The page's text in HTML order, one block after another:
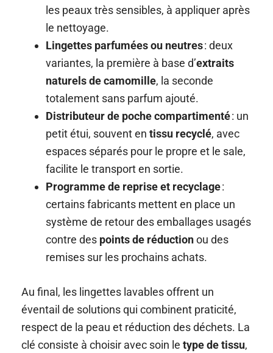
les peaux très sensibles, à appliquer après
le nettoyage.
Lingettes parfumées ou neutres: deux
variantes, la première à base d’extraits
naturels de camomille, la seconde
totalement sans parfum ajouté.
Distributeur de poche compartimenté: un
petit étui, souvent entissu recyclé, avec
espaces séparés pour le propre et le sale,
facilite le transport en sortie.
Programme de reprise et recyclage:
certains fabricants mettent en place un
système de retour des emballages usagés
contre des points de réductionou des
remises sur les prochains achats.
Au final, les lingettes lavables offrent un
éventail de solutions qui combinent praticité,
respect de la peau et réduction des déchets. La
clé consiste à choisir avec soin letype de tissu,